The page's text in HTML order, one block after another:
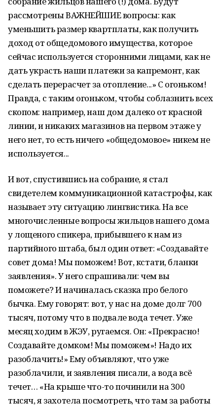
рассмотрены ВАЖНЕЙШИЕ вопросы: как
уменьшить размер квартплаты, как получить
доход от общедомового имущества, которое
сейчас используется сторонними лицами, как не
дать украсть наши платежи за капремонт, как
сделать перерасчет за отопление...» С огоньком!
Правда, с таким огоньком, чтобы соблазнить всех
скопом: например, наш дом далеко от красной
линии, и никаких магазинов на первом этаже у
него нет, то есть ничего «общедомовое» никем не
используется...
И вот, спустившись на собрание, я стал
свидетелем коммуникационной катастрофы, как
называет эту ситуацию лингвистика. На все
многочисленные вопросы жильцов нашего дома
у лощеного спикера, прибывшего к нам из
партийного штаба, был один ответ: «Создавайте
совет дома! Мы поможем! Вот, кстати, бланки
заявления». У него спрашивали: чем вы
поможете? И начиналась сказка про белого
бычка. Ему говорят: вот, у нас на доме долг 700
тысяч, потому что в подвале вода течет. Уже
месяц ходим в ЖЭУ, ругаемся. Он: «Прекрасно!
Создавайте домком! Мы поможем»! Надо их
разоблачить!» Ему объявляют, что уже
разоблачили, и заявления писали, а вода всё
течет… «На крыше что-то починили на 300
тысяч, я захотела посмотреть, что там за работы